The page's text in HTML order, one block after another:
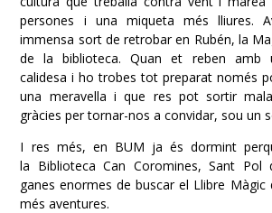
persones i una miqueta més lliures.
immensa sort de retrobar en Rubén, la
de la biblioteca. Quan et reben amb
calidesa i ho trobes tot preparat només
una meravella i que res pot sortir
gràcies per tornar-nos a convidar, sou un
I res més, en BUM ja és dormint
la Biblioteca Can Coromines, Sant Pol
ganes enormes de buscar el Llibre Màgic
més aventures.